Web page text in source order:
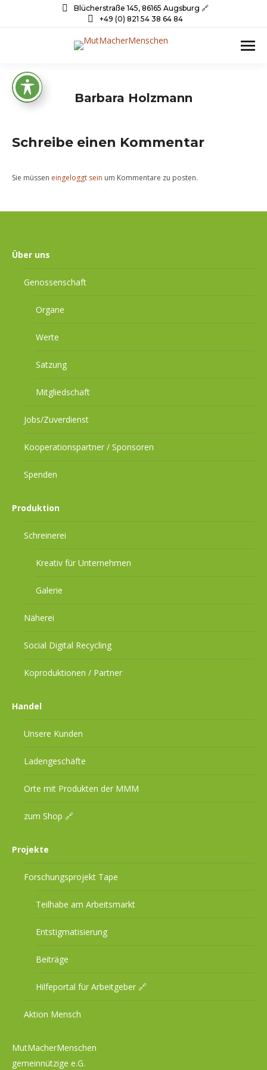
Blücherstraße 145, 86165 Augsburg 🔗
+49 (0) 821 54 38 64 84
Barbara Holzmann
Schreibe einen Kommentar
Sie müssen eingeloggt sein um Kommentare zu posten.
Über uns
Genossenschaft
Organe
Werte
Satzung
Mitgliedschaft
Jobs/Zuverdienst
Kooperationspartner / Sponsoren
Spenden
Produktion
Schreinerei
Kreativ für Unternehmen
Galerie
Näherei
Social Digital Recycling
Koproduktionen / Partner
Handel
Unsere Kunden
Ladengeschäfte
Orte mit Produkten der MMM
zum Shop 🔗
Projekte
Forschungsprojekt Tape
Teilhabe am Arbeitsmarkt
Entstigmatisierung
Beiträge
Hilfeportal für Arbeitgeber 🔗
Aktion Mensch
MutMacherMenschen
gemeinnützige e.G.